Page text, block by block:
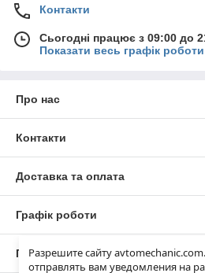
Разрешите сайту
отправлять вам уведомления на
Контакти
Сьогодні працює з 09:00 до
Показати весь графік роботи
Про нас
Контакти
Доставка та оплата
Графік роботи
Повна версія сайту